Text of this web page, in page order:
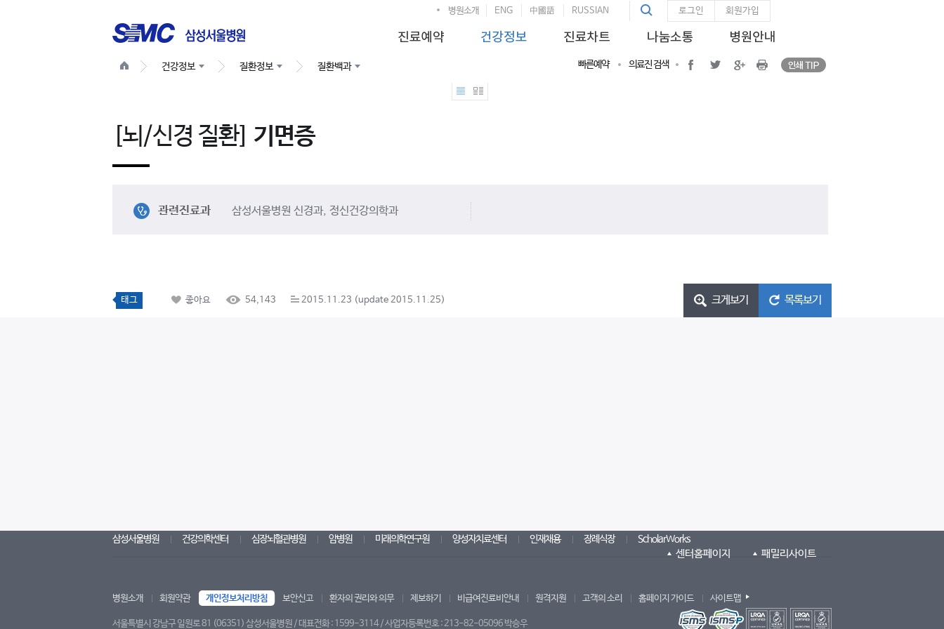
병원소개 ENG 中國語 RUSSIAN 통합검색로그인 회원가입
건강정보 질환정보 질환백과
프린트
facebook
twitter google plus
빠른예약 의료진 검색
facebooktwittergoogle plus
[뇌/신경 질환] 기면증
관련진료과 삼성서울병원 신경과, 정신건강의학과
태그 좋아요 54,143 2015.11.23 (update 2015.11.25) 크게보기 목록보기
삼성서울병원 건강의학센터 심장뇌혈관병원 암병원 미래의학연구원 양성자치료센터 인재채용 장례식장 ScholarWorks
센터홈페이지 패밀리사이트
병원소개 회원약관 개인정보처리방침 보안신고 환자의 권리와 의무 제보하기 비급여진료비안내 원격지원 고객의 소리 홈페이지 가이드 사이트맵
서울특별시 강남구 일원로 81 (06351) 삼성서울병원 / 대표전화 : 1599-3114 / 사업자등록번호 : 213-82-05096 박승우